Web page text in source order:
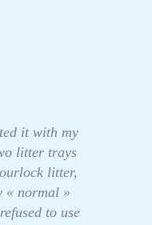
it with my
litter trays
litter,
« normal »
to use